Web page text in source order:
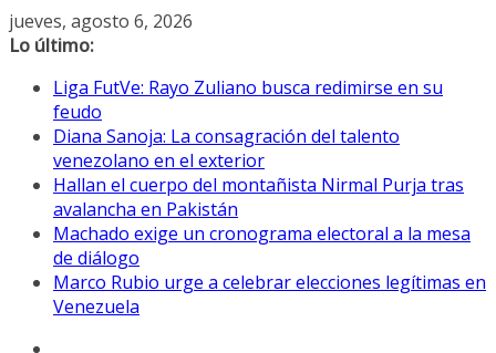
Saltar
al
jueves, agosto 6, 2026
Lo último:
Liga FutVe: Rayo Zuliano busca redimirse en su
feudo
Diana Sanoja: La consagración del talento
venezolano en el exterior
Hallan el cuerpo del montañista Nirmal Purja tras
avalancha en Pakistán
Machado exige un cronograma electoral a la mesa
de diálogo
Marco Rubio urge a celebrar elecciones legítimas en
Venezuela